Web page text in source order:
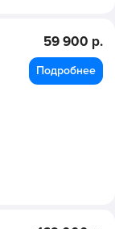
59 900 р.
Подробнее